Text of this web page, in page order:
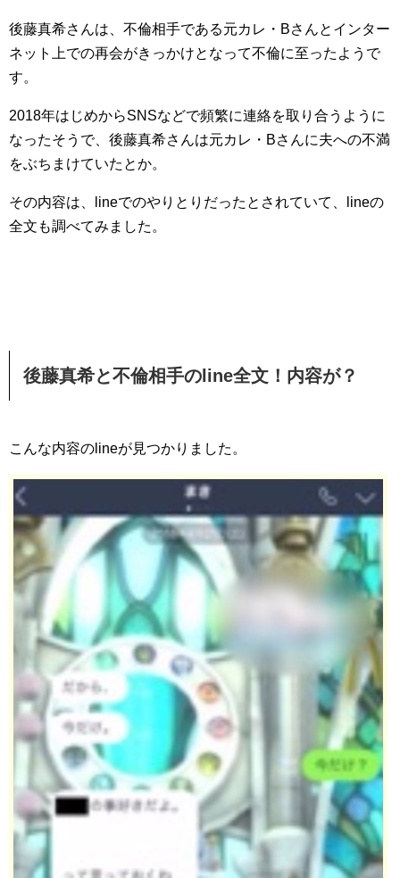
後藤真希さんは、不倫相手である元カレ・Bさんとインター
ネット上での再会がきっかけとなって不倫に至ったようで
す。
2018年はじめからSNSなどで頻繁に連絡を取り合うように
なったそうで、後藤真希さんは元カレ・Bさんに夫への不満
をぶちまけていたとか。
その内容は、lineでのやりとりだったとされていて、lineの
全文も調べてみました。
後藤真希と不倫相手のline全文！内容が？
こんな内容のlineが見つかりました。